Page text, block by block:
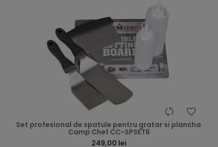
Set profesional de spatule pentru gratar si plancha
Camp Chef CC-SPSET6
249,00 lei